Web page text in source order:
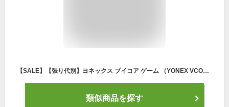
【SALE】【張り代別】ヨネックス ブイコア ゲーム （YONEX VCORE GAME 07VCG 651）硬式テニスラケット 23SS ※お一人様1本迄 【取寄せ商品】
類似商品を探す